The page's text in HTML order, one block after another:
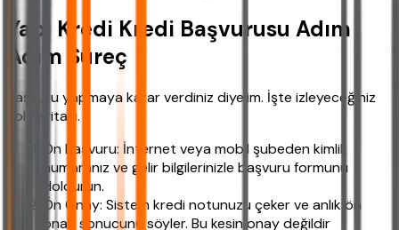
Yapı Kredi Kredi Başvurusu Adım
Adım Süreç
Başvuru yapmaya karar verdiniz diyelim. İşte izleyeceğiniz
yol haritası.
Ön Başvuru: İnternet veya mobil şubeden kimlik
numaranız ve gelir bilgilerinizle başvuru formunu
doldurun.
Ön Onay: Sistem kredi notunuzu çeker ve anlık ön
onay sonucunu söyler. Bu kesin onay değildir